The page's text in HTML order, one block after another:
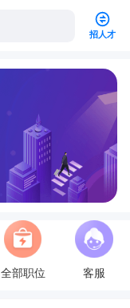
招人才
全部职位 客服